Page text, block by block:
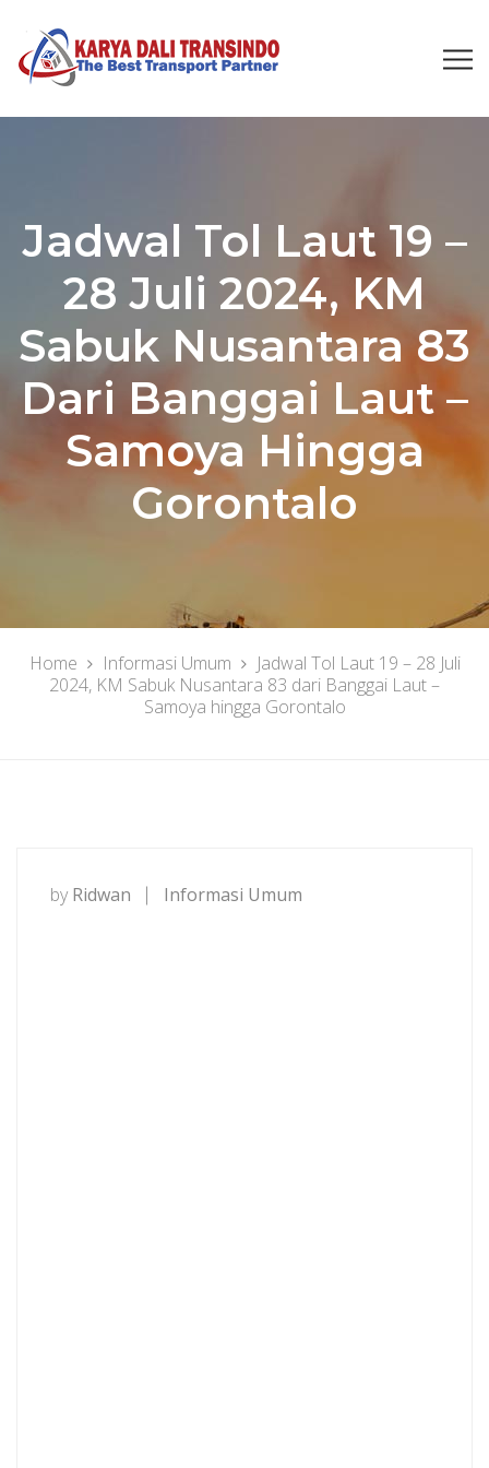
Jadwal Tol Laut 19 –
28 Juli 2024, KM
Sabuk Nusantara 83
Dari Banggai Laut –
Samoya Hingga
Gorontalo
Home Informasi Umum
Jadwal Tol Laut 19 – 28 Juli
2024, KM Sabuk Nusantara 83 dari Banggai Laut –
Samoya hingga Gorontalo
by Ridwan Informasi Umum